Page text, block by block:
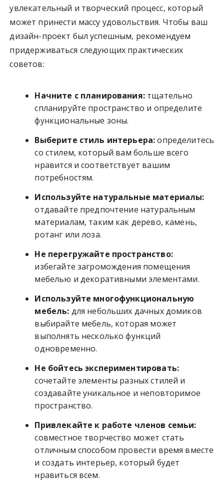
увлекательный и творческий процесс, который
может принести массу удовольствия. Чтобы ваш
дизайн-проект был успешным, рекомендуем
придерживаться следующих практических
советов:
Начните с планирования:тщательно
спланируйте пространство и определите
функциональные зоны.
Выберите стиль интерьера:определитесь
со стилем, который вам больше всего
нравится и соответствует вашим
потребностям.
Используйте натуральные материалы:
отдавайте предпочтение натуральным
материалам, таким как дерево, камень,
ротанг или лоза.
Не перегружайте пространство:
избегайте загромождения помещения
мебелью и декоративными элементами.
Используйте многофункциональную
мебель: для небольших дачных домиков
выбирайте мебель, которая может
выполнять несколько функций
одновременно.
Не бойтесь экспериментировать:
сочетайте элементы разных стилей и
создавайте уникальное и неповторимое
пространство.
Привлекайте к работе членов семьи:
совместное творчество может стать
отличным способом провести время вместе
и создать интерьер, который будет
нравиться всем.